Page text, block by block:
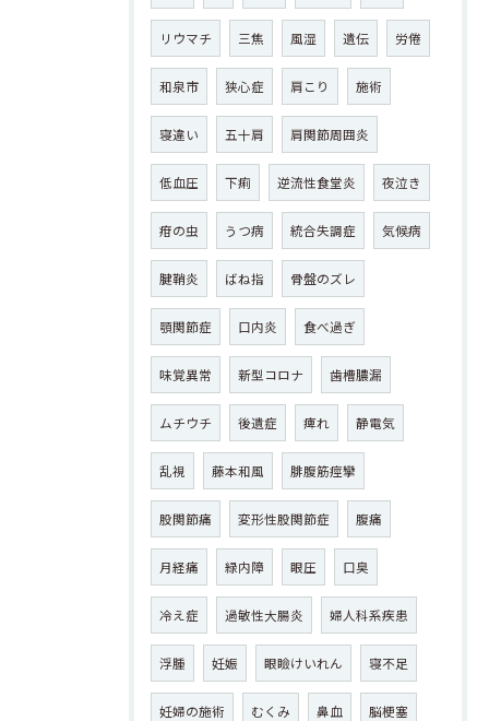
リウマチ 三焦 風湿 遺伝 労倦
和泉市 狭心症 肩こり 施術
寝違い 五十肩 肩関節周囲炎
低血圧 下痢 逆流性食堂炎 夜泣き
疳の虫 うつ病 統合失調症 気候病
腱鞘炎 ばね指 骨盤のズレ
顎関節症 口内炎 食べ過ぎ
味覚異常 新型コロナ 歯槽膿漏
ムチウチ 後遺症 痺れ 静電気
乱視 藤本和風 腓腹筋痙攣
股関節痛 変形性股関節症 腹痛
月経痛 緑内障 眼圧 口臭
冷え症 過敏性大腸炎 婦人科系疾患
浮腫 妊娠 眼瞼けいれん 寝不足
妊婦の施術 むくみ 鼻血 脳梗塞